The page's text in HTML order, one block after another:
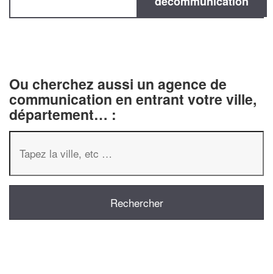
Ou cherchez aussi un agence de
communication en entrant votre ville,
département… :